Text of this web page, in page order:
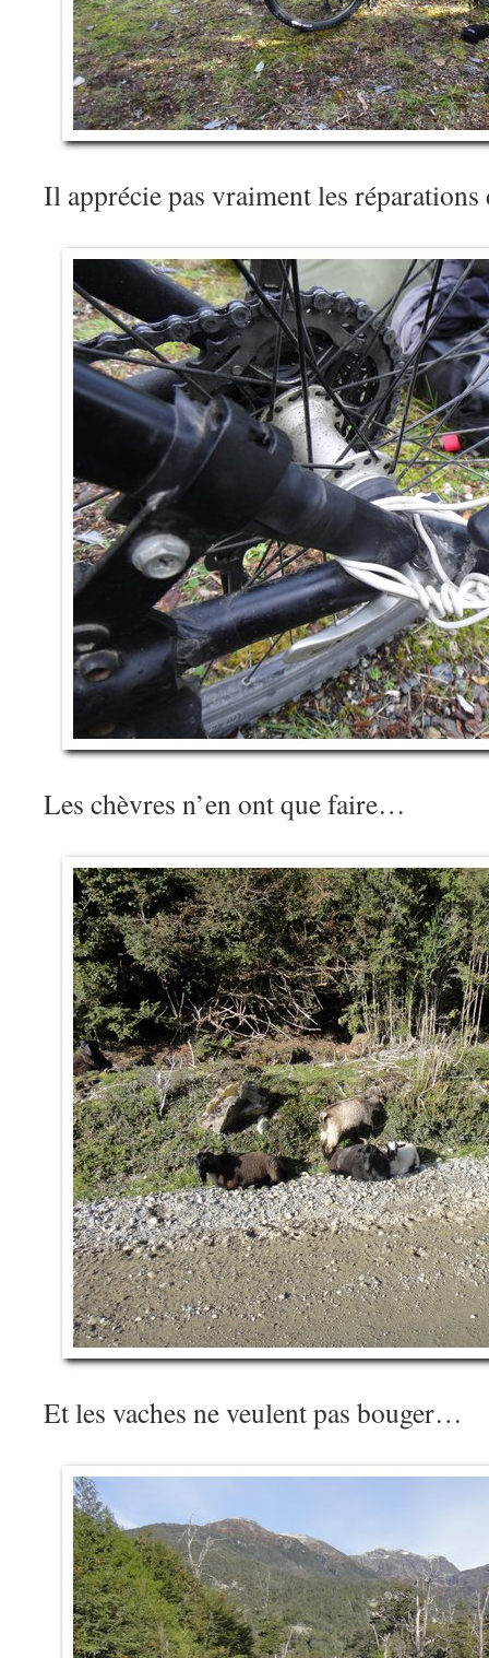
Il apprécie pas vraiment les
Les chèvres n’en ont que faire…
Et les vaches ne veulent pas bouger…